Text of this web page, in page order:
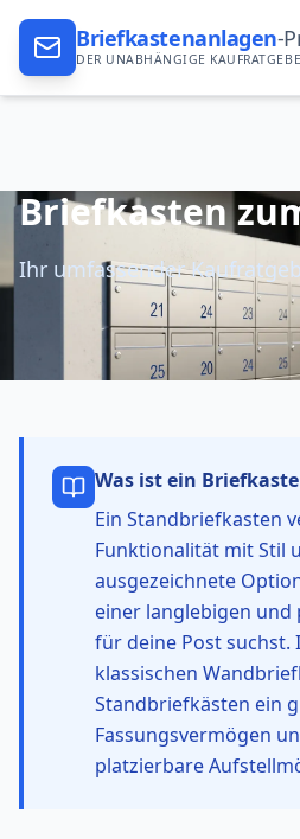
Briefkastenanlagen-
DER UNABHÄNGIGE
Briefkasten
Ihr umfassender
Was ist ein
Ein Standbriefkasten
Funktionalität mit Stil
ausgezeichnete
einer langlebigen und
für deine Post suchst.
klassischen
Standbriefkästen ein
Fassungsvermögen
platzierbare